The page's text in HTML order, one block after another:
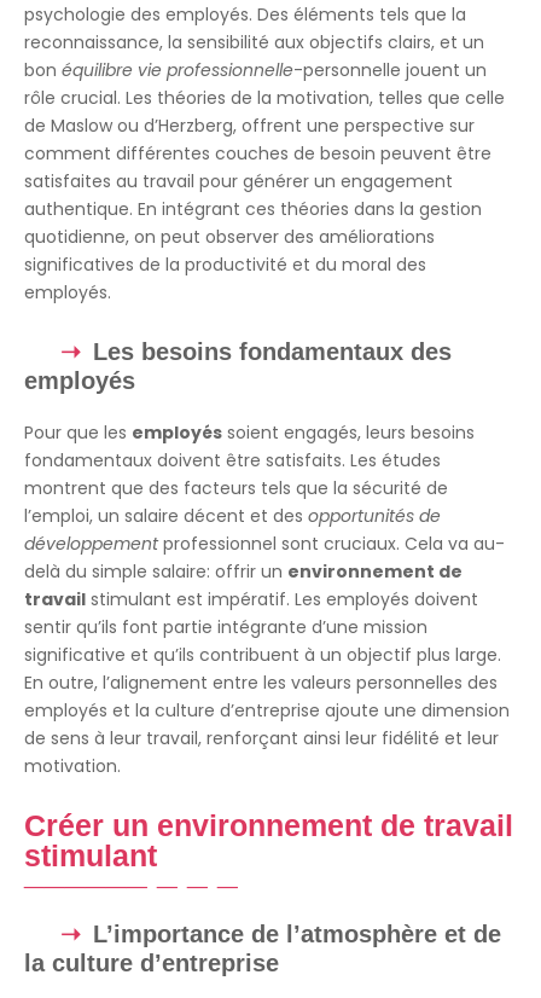
psychologie des employés. Des éléments tels que la
reconnaissance, la sensibilité aux objectifs clairs, et un
bon équilibre vie professionnelle-personnelle jouent un
rôle crucial. Les théories de la motivation, telles que celle
de Maslow ou d’Herzberg, offrent une perspective sur
comment différentes couches de besoin peuvent être
satisfaites au travail pour générer un engagement
authentique. En intégrant ces théories dans la gestion
quotidienne, on peut observer des améliorations
significatives de la productivité et du moral des
employés.
Les besoins fondamentaux des
employés
Pour que les employés soient engagés, leurs besoins
fondamentaux doivent être satisfaits. Les études
montrent que des facteurs tels que la sécurité de
l’emploi, un salaire décent et des opportunités de
développementprofessionnel sont cruciaux. Cela va au-
delà du simple salaire: offrir un environnement de
travail stimulant est impératif. Les employés doivent
sentir qu’ils font partie intégrante d’une mission
significative et qu’ils contribuent à un objectif plus large.
En outre, l’alignement entre les valeurs personnelles des
employés et la culture d’entreprise ajoute une dimension
de sens à leur travail, renforçant ainsi leur fidélité et leur
motivation.
Créer un environnement de travail
stimulant
L’importance de l’atmosphère et de
la culture d’entreprise